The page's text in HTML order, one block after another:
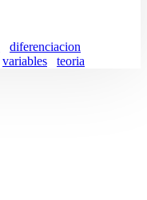
diferenciacion
variables teoria